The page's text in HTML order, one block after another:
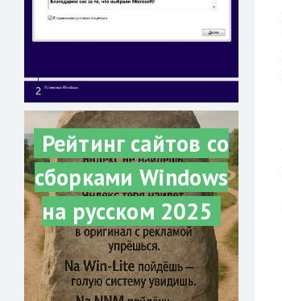
Рейтинг сайтов со
сборками Windows
на русском 2025